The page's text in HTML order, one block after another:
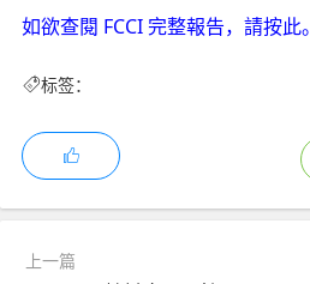
如欲查閱 FCCI 完整報告，請按此。
标签：
上一篇